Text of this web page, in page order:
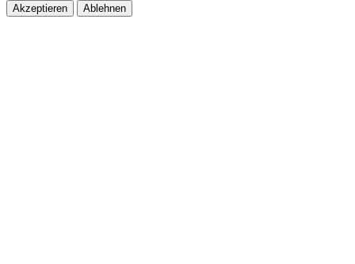
Akzeptieren Ablehnen